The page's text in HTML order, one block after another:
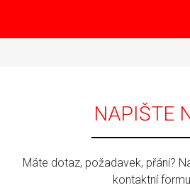
NAPIŠTE
Máte dotaz, požadavek, přání?
kontaktní